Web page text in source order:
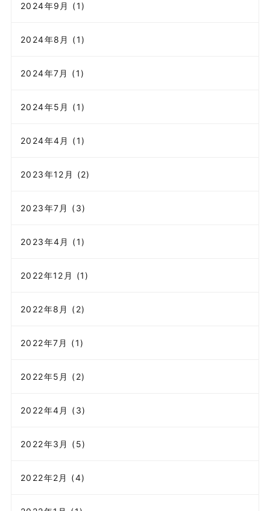
2024年9月 (1)
2024年8月 (1)
2024年7月 (1)
2024年5月 (1)
2024年4月 (1)
2023年12月 (2)
2023年7月 (3)
2023年4月 (1)
2022年12月 (1)
2022年8月 (2)
2022年7月 (1)
2022年5月 (2)
2022年4月 (3)
2022年3月 (5)
2022年2月 (4)